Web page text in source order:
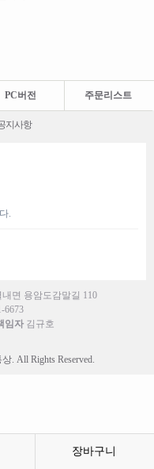
장바구니
PC버전 주문리스트
지사항
.
면 용암도감말길 110
6673
임자 김규호
. All Rights Reserved.